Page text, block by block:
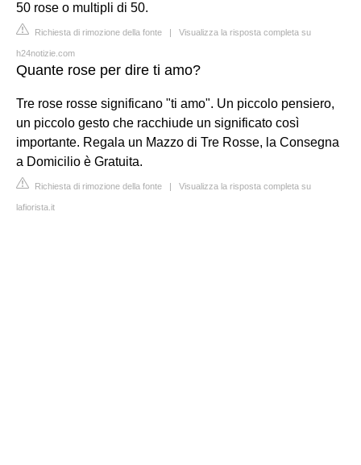
50 rose o multipli di 50.
Richiesta di rimozione della fonte | Visualizza la risposta completa su
h24notizie.com
Quante rose per dire ti amo?
Tre rose rosse significano "ti amo". Un piccolo pensiero,
un piccolo gesto che racchiude un significato così
importante. Regala un Mazzo di Tre Rosse, la Consegna
a Domicilio è Gratuita.
Richiesta di rimozione della fonte | Visualizza la risposta completa su
lafiorista.it